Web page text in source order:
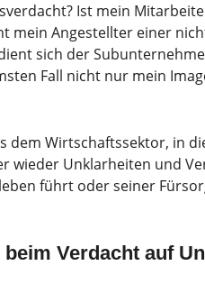
Ist mein
mein Angestellter einer
sich der
Fall nicht nur mein
dem Wirtschaftssektor, in
wieder Unklarheiten und
führt oder seiner
Verdacht auf